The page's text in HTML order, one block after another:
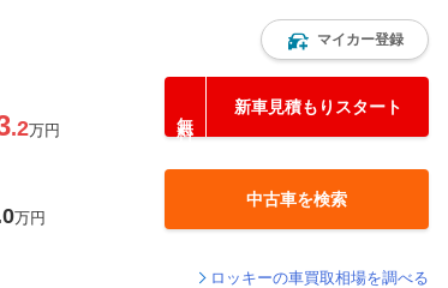
マイカー登録
.2万円
新車見積もりスタート
万円
中古車を検索
ロッキーの車買取相場を調べる